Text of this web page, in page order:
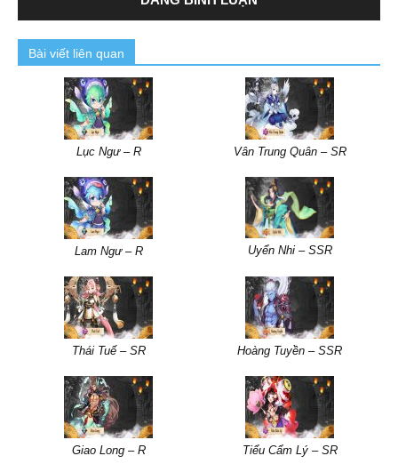
Bài viết liên quan
Lục Ngư – R Vân Trung Quân – SR
Lam Ngư – R Uyển Nhi – SSR
Thái Tuế – SR Hoàng Tuyền – SSR
Giao Long – R Tiểu Cẩm Lý – SR